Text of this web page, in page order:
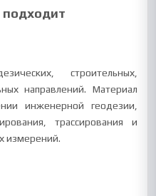
подходит
строительных,
направлений. Материал
инженерной геодезии,
трассирования и
измерений.